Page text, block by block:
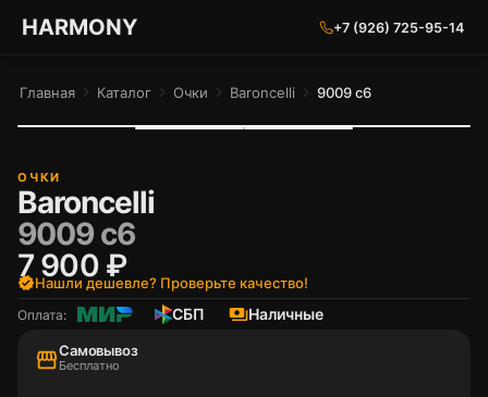
ГАРМОНИЯ ГЛАЗ
HARMONY +7 (926) 725-95-14
Главная chevron_right Каталог chevron_right Очки chevron_right Baroncelli chevron_right 9009 c6
ОЧКИ
Baroncelli
9009 c6
7 900 ₽
verifiedНашли дешевле? Проверьте качество!
Оплата: СБП paymentsНаличные
storefrontСамовывоз
Бесплатно